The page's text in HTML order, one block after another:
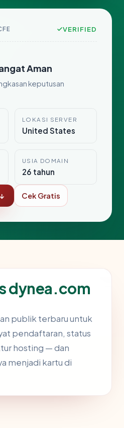
VERIFIED
Aman
keputusan
LOKASI SERVER
United States
USIA DOMAIN
26 tahun
Cek Gratis
dynea.com
publik terbaru untuk
pendaftaran, status
hosting — dan
menjadi kartu di